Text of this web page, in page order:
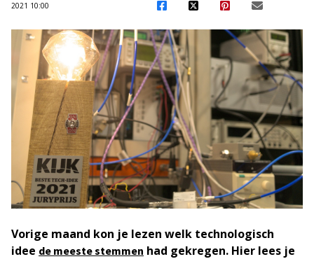
2021 10:00
Vorige maand kon je lezen welk technologisch
idee de meeste stemmen had gekregen. Hier lees je